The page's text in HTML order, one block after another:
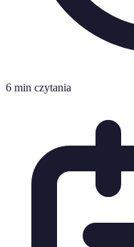
6 min czytania